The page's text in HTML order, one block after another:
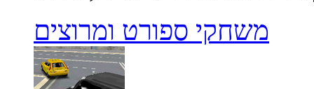
משחקי ספורט ומרוצים